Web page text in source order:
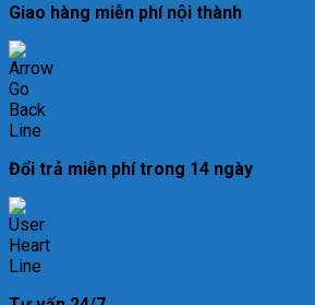
Giao hàng miễn phí nội thành
Đổi trả miễn phí trong 14 ngày